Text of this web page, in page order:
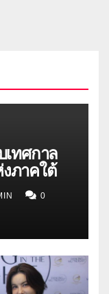
ทศกาล
ภาคใต้
0